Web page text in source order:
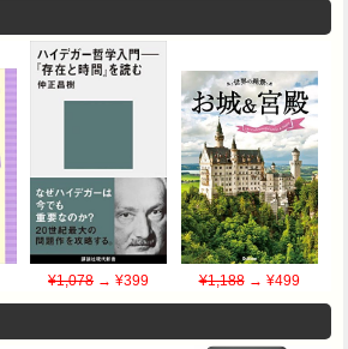
¥1,078 → ¥399 ¥1,188→ ¥499